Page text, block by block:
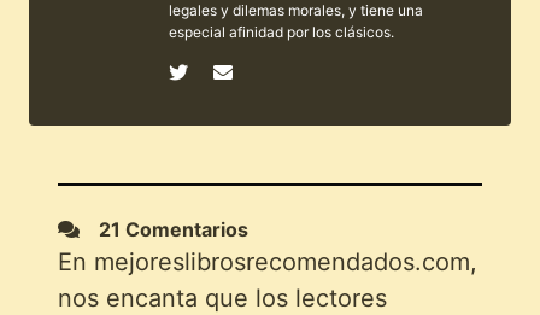
legales y dilemas morales, y tiene una
especial afinidad por los clásicos.
21 Comentarios
En mejoreslibrosrecomendados.com,
nos encanta que los lectores